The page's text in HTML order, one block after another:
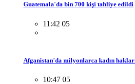
Guatemala'da bin 700 kişi tahliye edildi
11:42 05
Afganistan'da milyonlarca kadın
10:47 05